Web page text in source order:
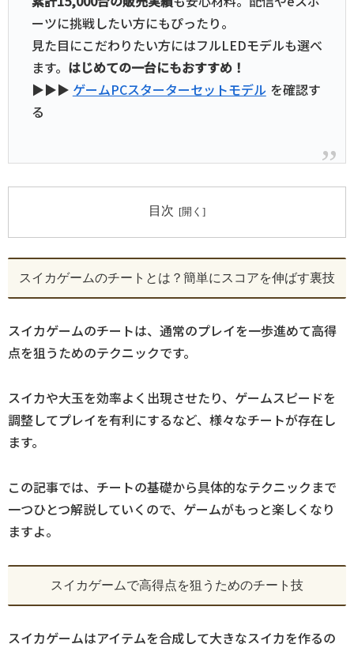
ーツに挑戦したい方にもぴったり。
見た目にこだわりたい方にはフルLEDモデルも選べ
ます。 はじめての一台にもおすすめ！
▶▶▶ ゲームPCスターターセットモデル を確認す
る
目次
スイカゲームのチートとは？簡単にスコアを伸ばす裏技
スイカゲームのチートは、通常のプレイを一歩進めて高得
点を狙うためのテクニックです。
スイカや大玉を効率よく出現させたり、ゲームスピードを
調整してプレイを有利にするなど、様々なチートが存在し
ます。
この記事では、チートの基礎から具体的なテクニックまで
一つひとつ解説していくので、ゲームがもっと楽しくなり
ますよ。
スイカゲームで高得点を狙うためのチート技
スイカゲームはアイテムを合成して大きなスイカを作るの